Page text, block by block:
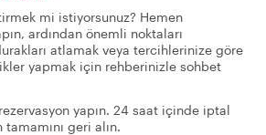
mi istiyorsunuz? Hemen
ardından önemli noktaları
atlamak veya tercihlerinize göre
yapmak için rehberinizle sohbet
yapın. 24 saat içinde iptal
tamamını geri alın.